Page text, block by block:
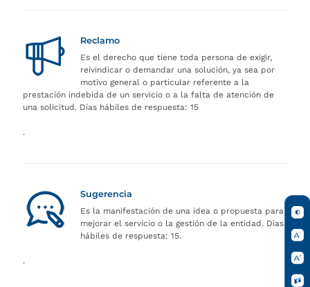
Reclamo
Es el derecho que tiene toda persona de exigir,
reivindicar o demandar una solución, ya sea por
motivo general o particular referente a la
prestación indebida de un servicio o a la falta de atención de
una solicitud. Días hábiles de respuesta: 15
.
Sugerencia
Es la manifestación de una idea o propuesta para
mejorar el servicio o la gestión de la entidad. Días
hábiles de respuesta: 15.
.